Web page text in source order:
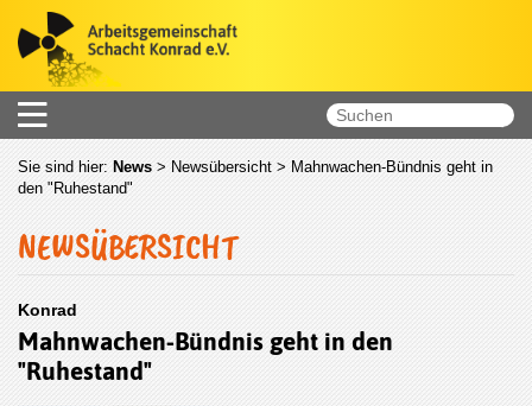
Sie sind hier: News > Newsübersicht > Mahnwachen-Bündnis geht in
den "Ruhestand"
NEWSÜBERSICHT
Konrad
Mahnwachen-Bündnis geht in den
"Ruhestand"